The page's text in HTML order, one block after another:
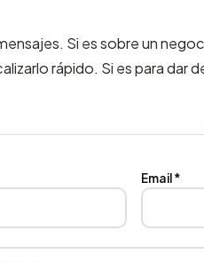
Si es sobre un
rápido. Si es para dar
Email *